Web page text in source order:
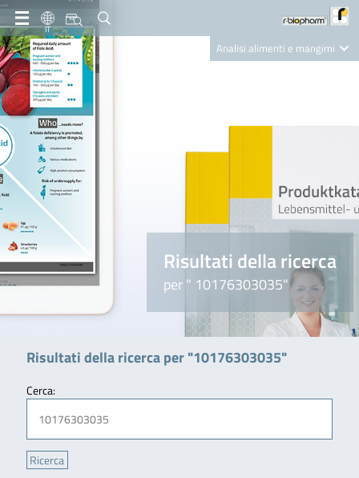
IT
Analisi alimenti e mangimi
Nutrition Care
Risultati della ricerca
per " 10176303035"
Risultati della ricerca per "10176303035"
Cerca: